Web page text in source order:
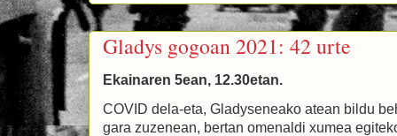
Gladys gogoan 2021: 42 urte
Ekainaren 5ean, 12.30etan.
COVID dela-eta, Gladyseneako atean bildu
gara zuzenean, bertan omenaldi xumea